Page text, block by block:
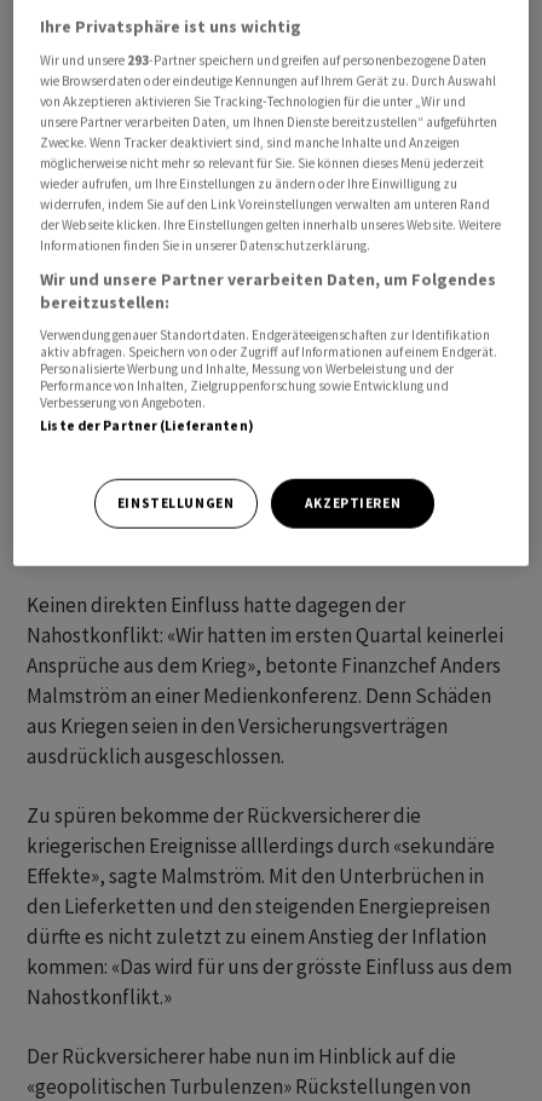
von 570 Millionen Dollar verbucht, der grösste Teil war
dabei auf die verheerenden Waldbrände in Los Angeles
entfallen. Entsprechend verbesserte sich der Schaden-
Kosten-Satz der Sparte P&C Re sehr deutlich auf 79,5
Prozent (VJ 86,0 Prozent).
Keinen direkten Einfluss hatte dagegen der
Nahostkonflikt: «Wir hatten im ersten Quartal keinerlei
Ansprüche aus dem Krieg», betonte Finanzchef Anders
Malmström an einer Medienkonferenz. Denn Schäden
aus Kriegen seien in den Versicherungsverträgen
ausdrücklich ausgeschlossen.
Zu spüren bekomme der Rückversicherer die
kriegerischen Ereignisse alllerdings durch «sekundäre
Effekte», sagte Malmström. Mit den Unterbrüchen in
den Lieferketten und den steigenden Energiepreisen
dürfte es nicht zuletzt zu einem Anstieg der Inflation
kommen: «Das wird für uns der grösste Einfluss aus dem
Nahostkonflikt.»
Der Rückversicherer habe nun im Hinblick auf die
«geopolitischen Turbulenzen» Rückstellungen von
Ihre Privatsphäre ist uns wichtig
Wir und unsere 293-Partner speichern und greifen auf personenbezogene Daten
wie Browserdaten oder eindeutige Kennungen auf Ihrem Gerät zu. Durch Auswahl
von Akzeptieren aktivieren Sie Tracking-Technologien für die unter „Wir und
unsere Partner verarbeiten Daten, um Ihnen Dienste bereitzustellen“ aufgeführten
Zwecke. Wenn Tracker deaktiviert sind, sind manche Inhalte und Anzeigen
möglicherweise nicht mehr so relevant für Sie. Sie können dieses Menü jederzeit
wieder aufrufen, um Ihre Einstellungen zu ändern oder Ihre Einwilligung zu
widerrufen, indem Sie auf den Link Voreinstellungen verwalten am unteren Rand
der Webseite klicken. Ihre Einstellungen gelten innerhalb unseres Website. Weitere
Informationen finden Sie in unserer Datenschutzerklärung.
Wir und unsere Partner verarbeiten Daten, um Folgendes
bereitzustellen:
Verwendung genauer Standortdaten. Endgeräteeigenschaften zur Identifikation
aktiv abfragen. Speichern von oder Zugriff auf Informationen auf einem Endgerät.
Personalisierte Werbung und Inhalte, Messung von Werbeleistung und der
Performance von Inhalten, Zielgruppenforschung sowie Entwicklung und
Verbesserung von Angeboten.
Liste der Partner (Lieferanten)
EINSTELLUNGEN AKZEPTIEREN